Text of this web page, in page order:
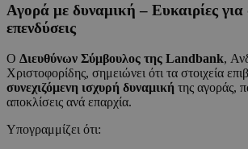
Αγορά με δυναμική – Ευκαιρίες για
επενδύσεις
Ο Διευθύνων Σύμβουλος της Landbank,
Χριστοφορίδης, σημειώνει ότι τα στοιχεία
συνεχιζόμενη ισχυρή δυναμική της αγοράς,
αποκλίσεις ανά επαρχία.
Υπογραμμίζει ότι: